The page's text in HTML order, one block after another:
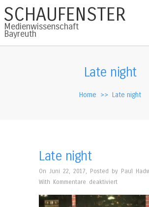
SCHAUFENSTER
Medienwissenschaft
Bayreuth
Late night
Home >> Late night
Late night
On Juni 22, 2017, Posted by Paul
With
Kommentare deaktiviertfür
night